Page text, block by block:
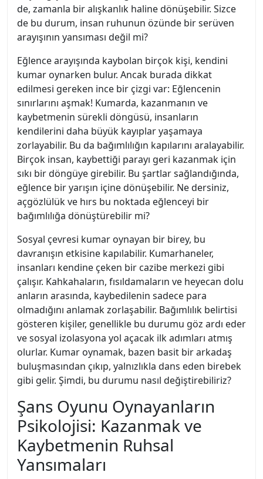
de, zamanla bir alışkanlık haline dönüşebilir. Sizce
de bu durum, insan ruhunun özünde bir serüven
arayışının yansıması değil mi?
Eğlence arayışında kaybolan birçok kişi, kendini
kumar oynarken bulur. Ancak burada dikkat
edilmesi gereken ince bir çizgi var: Eğlencenin
sınırlarını aşmak! Kumarda, kazanmanın ve
kaybetmenin sürekli döngüsü, insanların
kendilerini daha büyük kayıplar yaşamaya
zorlayabilir. Bu da bağımlılığın kapılarını aralayabilir.
Birçok insan, kaybettiği parayı geri kazanmak için
sıkı bir döngüye girebilir. Bu şartlar sağlandığında,
eğlence bir yarışın içine dönüşebilir. Ne dersiniz,
açgözlülük ve hırs bu noktada eğlenceyi bir
bağımlılığa dönüştürebilir mi?
Sosyal çevresi kumar oynayan bir birey, bu
davranışın etkisine kapılabilir. Kumarhaneler,
insanları kendine çeken bir cazibe merkezi gibi
çalışır. Kahkahaların, fısıldamaların ve heyecan dolu
anların arasında, kaybedilenin sadece para
olmadığını anlamak zorlaşabilir. Bağımlılık belirtisi
gösteren kişiler, genellikle bu durumu göz ardı eder
ve sosyal izolasyona yol açacak ilk adımları atmış
olurlar. Kumar oynamak, bazen basit bir arkadaş
buluşmasından çıkıp, yalnızlıkla dans eden birebek
gibi gelir. Şimdi, bu durumu nasıl değiştirebiliriz?
Şans Oyunu Oynayanların
Psikolojisi: Kazanmak ve
Kaybetmenin Ruhsal
Yansımaları